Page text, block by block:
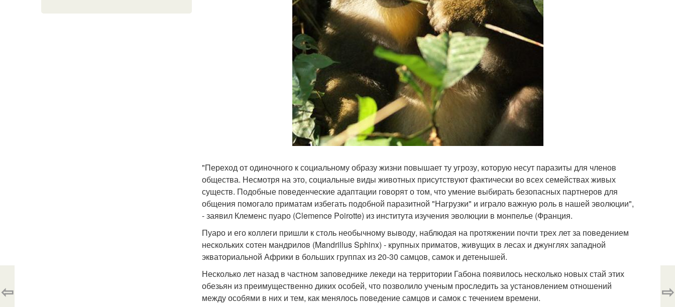
"Переход от одиночного к социальному образу жизни повышает ту угрозу, которую несут паразиты для членов
общества. Несмотря на это, социальные виды животных присутствуют фактически во всех семействах живых
существ. Подобные поведенческие адаптации говорят о том, что умение выбирать безопасных партнеров для
общения помогало приматам избегать подобной паразитной "Нагрузки" и играло важную роль в нашей эволюции",
- заявил Клеменс пуаро (Clemence Poirotte) из института изучения эволюции в монпелье (Франция.
Пуаро и его коллеги пришли к столь необычному выводу, наблюдая на протяжении почти трех лет за поведением
нескольких сотен мандрилов (Mandrillus Sphinx) - крупных приматов, живущих в лесах и джунглях западной
экваториальной Африки в больших группах из 20-30 самцов, самок и детенышей.
Несколько лет назад в частном заповеднике лекеди на территории Габона появилось несколько новых стай этих
обезьян из преимущественно диких особей, что позволило ученым проследить за установлением отношений
между особями в них и тем, как менялось поведение самцов и самок с течением времени.
⇦ ⇨